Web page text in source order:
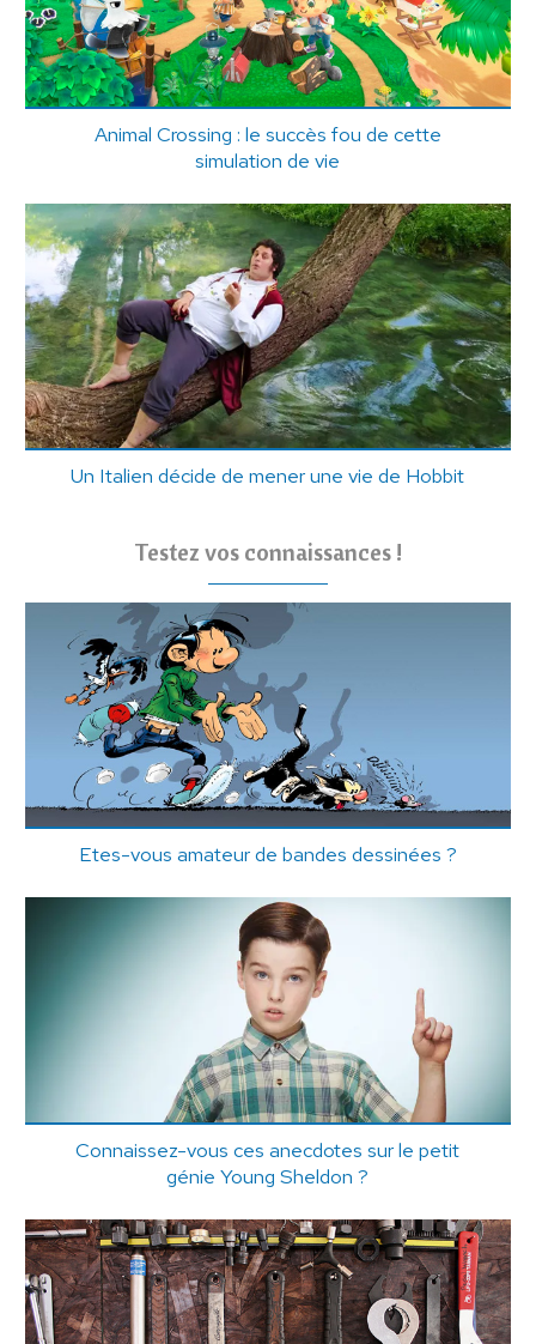
Animal Crossing : le succès fou de cette
simulation de vie
Un Italien décide de mener une vie de Hobbit
Testez vos connaissances !
Etes-vous amateur de bandes dessinées ?
Connaissez-vous ces anecdotes sur le petit
génie Young Sheldon ?